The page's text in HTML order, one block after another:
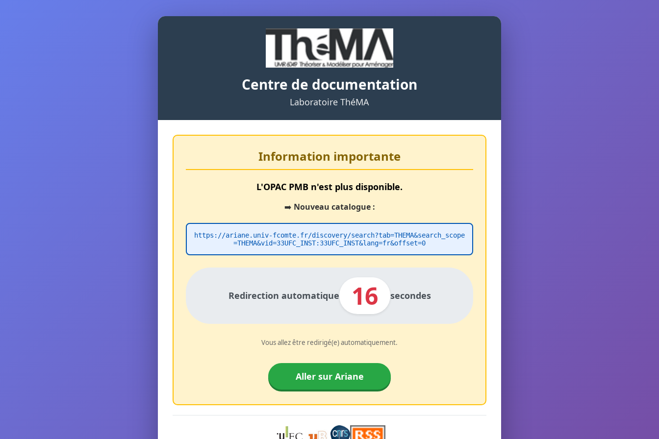
Centre de documentation
Laboratoire ThéMA
Information importante
L'OPAC PMB n'est plus disponible.
➡️ Nouveau catalogue :
https://ariane.univ-fcomte.fr/discovery/search?tab=THEMA&search_scope
=THEMA&vid=33UFC_INST:33UFC_INST&lang=fr&offset=0
Redirection automatique 16 secondes
Vous allez être redirigé(e) automatiquement.
Aller sur Ariane